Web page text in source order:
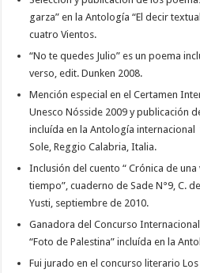
garza” en la Antología “El decir
cuatro Vientos.
“No te quedes Julio” es un poema
verso, edit. Dunken 2008.
Mención especial en el Certamen
Unesco Nósside 2009 y publicación
incluída en la Antología internacional
Sole, Reggio Calabria, Italia.
Inclusión del cuento “ Crónica de una
tiempo”, cuaderno de Sade N°9, C.
Yusti, septiembre de 2010.
Ganadora del Concurso
“Foto de Palestina” incluída en la
Fui jurado en el concurso literario